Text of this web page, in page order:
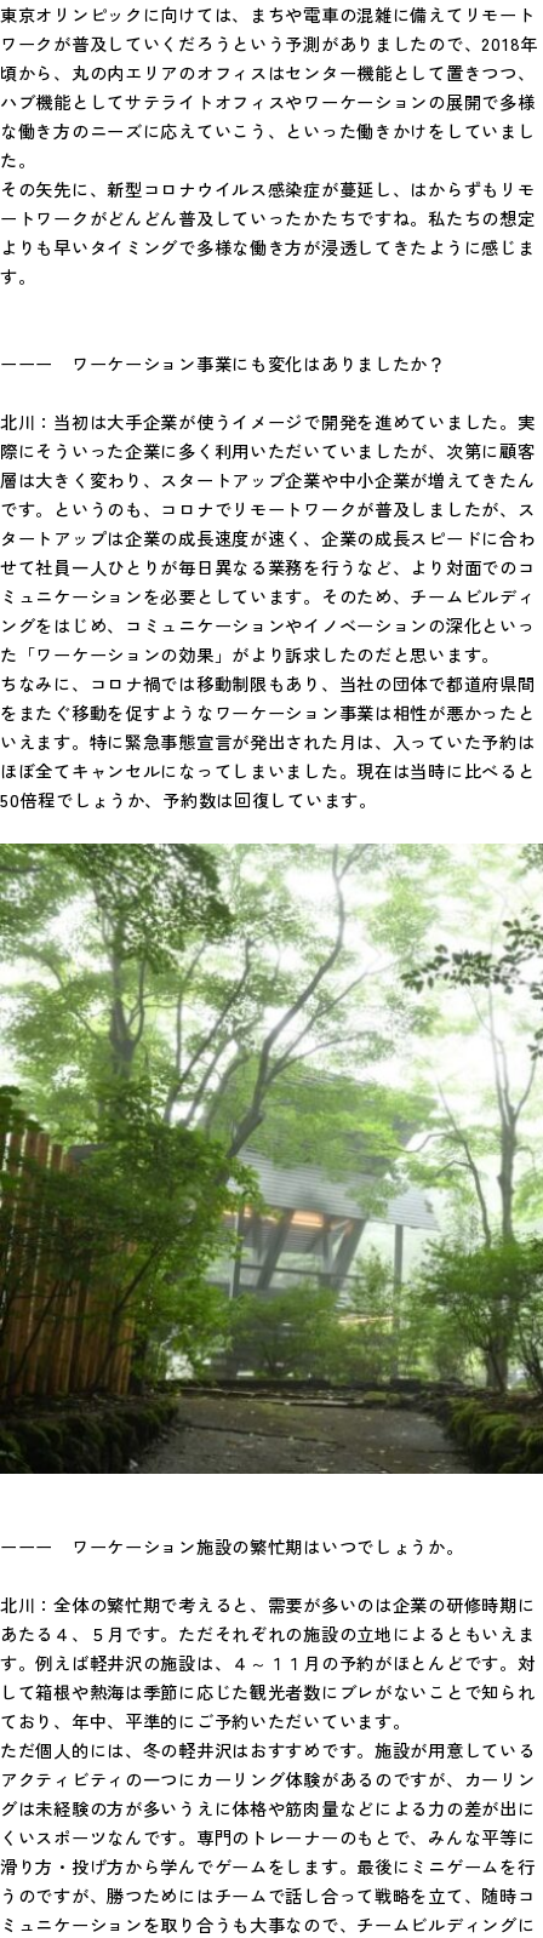
東京オリンピックに向けては、まちや電車の混雑に備えてリモート
ワークが普及していくだろうという予測がありましたので、2018年
頃から、丸の内エリアのオフィスはセンター機能として置きつつ、
ハブ機能としてサテライトオフィスやワーケーションの展開で多様
な働き方のニーズに応えていこう、といった働きかけをしていまし
た。
その矢先に、新型コロナウイルス感染症が蔓延し、はからずもリモ
ートワークがどんどん普及していったかたちですね。私たちの想定
よりも早いタイミングで多様な働き方が浸透してきたように感じま
す。
ーーー ワーケーション事業にも変化はありましたか？
北川：当初は大手企業が使うイメージで開発を進めていました。実
際にそういった企業に多く利用いただいていましたが、次第に顧客
層は大きく変わり、スタートアップ企業や中小企業が増えてきたん
です。というのも、コロナでリモートワークが普及しましたが、ス
タートアップは企業の成長速度が速く、企業の成長スピードに合わ
せて社員一人ひとりが毎日異なる業務を行うなど、より対面でのコ
ミュニケーションを必要としています。そのため、チームビルディ
ングをはじめ、コミュニケーションやイノベーションの深化といっ
た「ワーケーションの効果」がより訴求したのだと思います。
ちなみに、コロナ禍では移動制限もあり、当社の団体で都道府県間
をまたぐ移動を促すようなワーケーション事業は相性が悪かったと
いえます。特に緊急事態宣言が発出された月は、入っていた予約は
ほぼ全てキャンセルになってしまいました。現在は当時に比べると
50倍程でしょうか、予約数は回復しています。
ーーー ワーケーション施設の繁忙期はいつでしょうか。
北川：全体の繁忙期で考えると、需要が多いのは企業の研修時期に
あたる４、５月です。ただそれぞれの施設の立地によるともいえま
す。例えば軽井沢の施設は、４～１１月の予約がほとんどです。対
して箱根や熱海は季節に応じた観光者数にブレがないことで知られ
ており、年中、平準的にご予約いただいています。
ただ個人的には、冬の軽井沢はおすすめです。施設が用意している
アクティビティの一つにカーリング体験があるのですが、カーリン
グは未経験の方が多いうえに体格や筋肉量などによる力の差が出に
くいスポーツなんです。専門のトレーナーのもとで、みんな平等に
滑り方・投げ方から学んでゲームをします。最後にミニゲームを行
うのですが、勝つためにはチームで話し合って戦略を立て、随時コ
ミュニケーションを取り合うも大事なので、チームビルディングに